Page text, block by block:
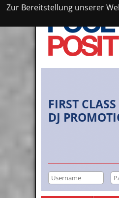
Zur Bereitstellung unserer
FIRST CLASS
DJ